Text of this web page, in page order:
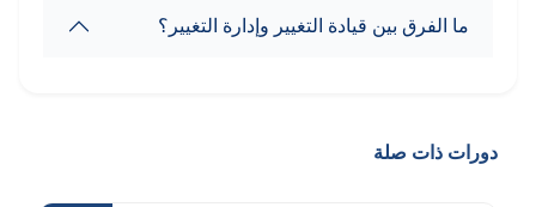
ما الفرق بين قيادة التغيير وإدارة التغيير؟
دورات ذات صلة